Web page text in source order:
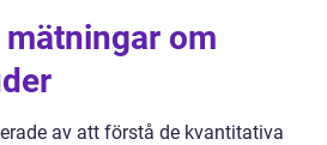
om
av att förstå de kvantitativa